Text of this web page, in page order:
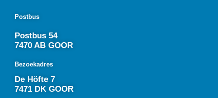
Postbus
Postbus 54
7470 AB GOOR
Bezoekadres
De Höfte 7
7471 DK GOOR